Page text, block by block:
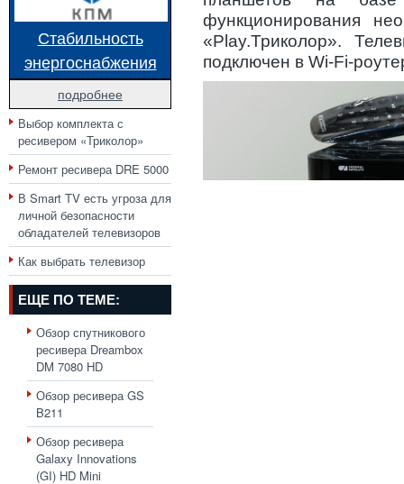
Стабильность
энергоснабжения
подробнее
Выбор комплекта с
ресивером «Триколор»
Ремонт ресивера DRE 5000
В Smart TV есть угроза для
личной безопасности
обладателей телевизоров
Как выбрать телевизор
ЕЩЕ ПО ТЕМЕ:
Обзор спутникового
ресивера Dreambox
DM 7080 HD
Обзор ресивера GS
B211
Обзор ресивера
Galaxy Innovations
(GI) HD Mini
функционирования
«Play.Триколор».
подключен в Wi-Fi-